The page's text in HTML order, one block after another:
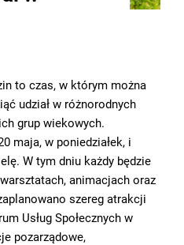
to czas, w którym można
udział w różnorodnych
grup wiekowych.
maja, w poniedziałek, i
W tym dniu każdy będzie
animacjach oraz
szereg atrakcji
Usług Społecznych w
pozarządowe,